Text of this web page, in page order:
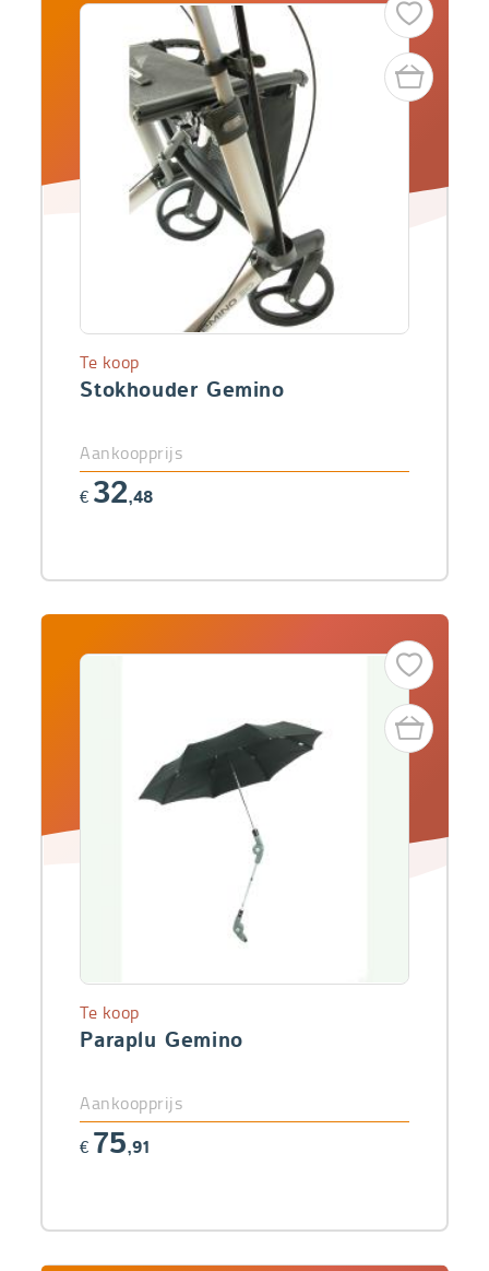
Stokhouder Gemino
Te koop
Aankoopprijs
€ 32,48
Paraplu Gemino
Te koop
Aankoopprijs
€ 75,91